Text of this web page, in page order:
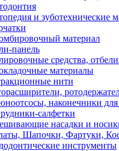
и зуботехнические
материал
панель
средства,
материалы
нити
наконечники
салфетки
насадки и
Шапочки, Фартуки,
инструменты